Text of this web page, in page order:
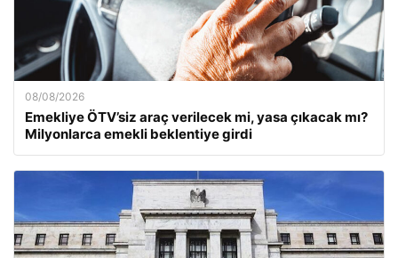
08/08/2026
Emekliye ÖTV’siz araç verilecek mi, yasa çıkacak mı?
Milyonlarca emekli beklentiye girdi